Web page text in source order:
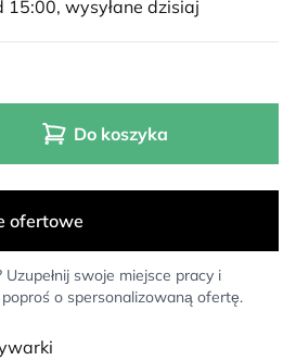
15:00, wysyłane dzisiaj
Do koszyka
swoje miejsce pracy i
o spersonalizowaną ofertę.
ofertowe